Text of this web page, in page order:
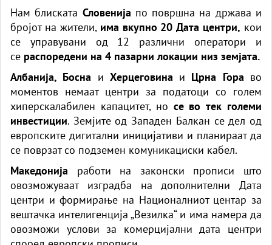
Нам блиската Словенија по површна на држава и
бројот на жители, има вкупно 20 Дата центри, кои
се управувани од 12 различни оператори и
се распоредени на 4 пазарни локации низ земјата.
Албанија, Босна и Херцеговина и Црна Гора во
моментов немаат центри за податоци со голем
хиперскалабилен капацитет, но се во тек големи
инвестиции. Земјите од Западен Балкан се дел од
европските дигитални иницијативи и планираат да
се поврзат со подземен комуникациски кабел.
Македонија работи на законски прописи што
овозможуваат изградба на дополнителни Дата
центри и формирање на Националниот центар за
вештачка интелигенција „Везилка“ и има намера да
овозможи услови за комерцијални дата центри